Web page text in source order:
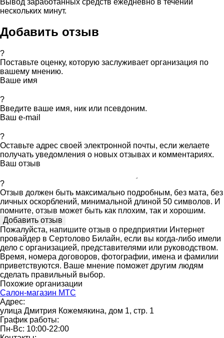
нескольких минут.
Добавить отзыв
?
Поставьте оценку, которую заслуживает организация по
вашему мнению.
Ваше имя
?
Введите ваше имя, ник или псевдоним.
Ваш e-mail
?
Оставьте адрес своей электронной почты, если желаете
получать уведомления о новых отзывах и комментариях.
Ваш отзыв
?
Отзыв должен быть максимально подробным, без мата, без
личных оскорблений, минимальной длиной 50 символов. И
помните, отзыв может быть как плохим, так и хорошим.
Пожалуйста, напишите отзыв о предприятии Интернет
провайдер в Сертолово Билайн, если вы когда-либо имели
дело с организацией, представителями или руководством.
Время, номера договоров, фотографии, имена и фамилии
приветствуются. Ваше мнение поможет другим людям
сделать правильный выбор.
Похожие организации
Салон-магазин МТС
Адрес:
улица Дмитрия Кожемякина, дом 1, стр. 1
График работы:
Пн-Вс: 10:00-22:00